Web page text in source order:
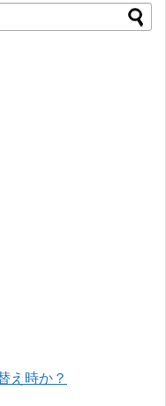
え時か？